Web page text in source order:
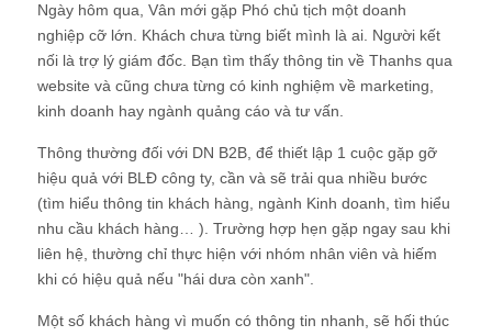
Ngày hôm qua, Vân mới gặp Phó chủ tịch một doanh
nghiệp cỡ lớn. Khách chưa từng biết mình là ai. Người kết
nối là trợ lý giám đốc. Bạn tìm thấy thông tin về Thanhs qua
website và cũng chưa từng có kinh nghiệm về marketing,
kinh doanh hay ngành quảng cáo và tư vấn.
Thông thường đối với DN B2B, để thiết lập 1 cuộc gặp gỡ
hiệu quả với BLĐ công ty, cần và sẽ trải qua nhiều bước
(tìm hiểu thông tin khách hàng, ngành Kinh doanh, tìm hiểu
nhu cầu khách hàng… ). Trường hợp hẹn gặp ngay sau khi
liên hệ, thường chỉ thực hiện với nhóm nhân viên và hiếm
khi có hiệu quả nếu "hái dưa còn xanh".
Một số khách hàng vì muốn có thông tin nhanh, sẽ hối thúc